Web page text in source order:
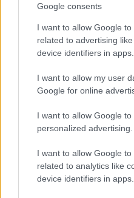
Google consents
I want to allow Google
related to advertising
device identifiers in apps.
I want to allow my user
Google for online
I want to allow Google to
personalized advertising.
I want to allow Google
related to analytics like
device identifiers in apps.
Hírlevél